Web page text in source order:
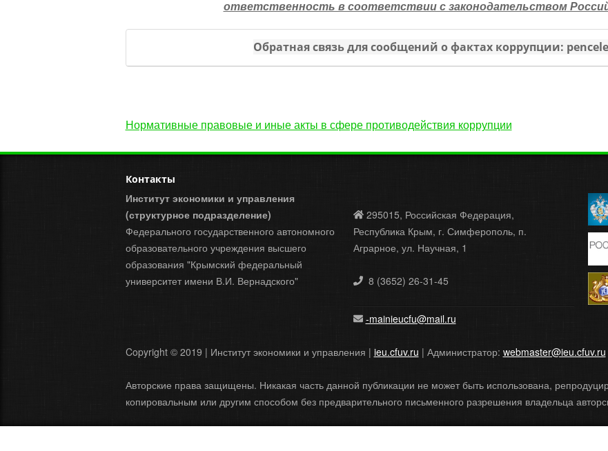
ответственность в соответствии с законодательством
Обратная связь для сообщений о фактах коррупции:
Нормативные правовые и иные акты в сфере противодействия коррупции
Контакты
Институт экономики и управления
(структурное подразделение)
Федерального государственного автономного
образовательного учреждения высшего
образования "Крымский федеральный
университет имени В.И. Вернадского"
295015, Российская Федерация,
Республика Крым, г. Симферополь, п.
Аграрное, ул. Научная, 1
8 (3652) 26-31-45
-mainieucfu@mail.ru
Copyright © 2019 | Институт экономики и управления | ieu.cfuv.ru | Администратор: webmaster@ieu.cfuv.ru
Авторские права защищены. Никакая часть данной публикации не может быть использована,
копировальным или другим способом без предварительного письменного разрешения владельца